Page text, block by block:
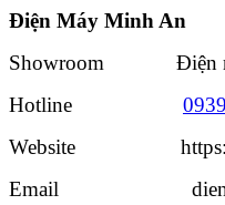
Điện Máy Minh An
Showroom Điện
Hotline
Website https://
Email